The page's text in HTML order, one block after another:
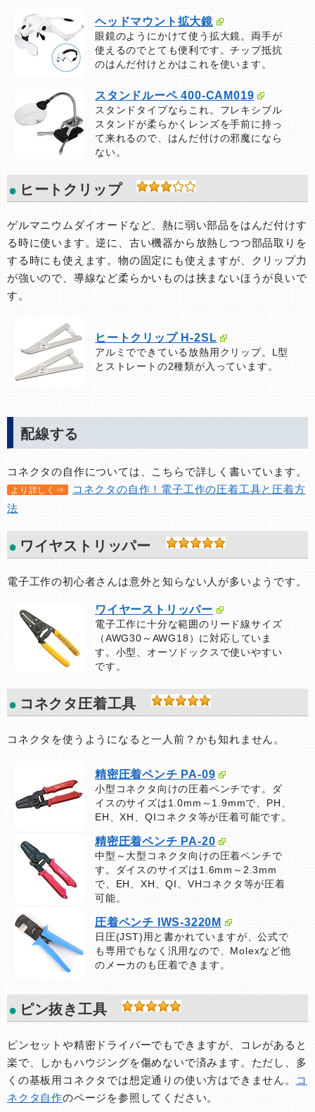
ヘッドマウント拡大鏡
眼鏡のようにかけて使う拡大鏡。両手が
使えるのでとても便利です。チップ抵抗
のはんだ付けとかはこれを使います。
スタンドルーペ 400-CAM019
スタンドタイプならこれ。フレキシブル
スタンドが柔らかくレンズを手前に持っ
て来れるので、はんだ付けの邪魔になら
ない。
ヒートクリップ
ゲルマニウムダイオードなど、熱に弱い部品をはんだ付けす
る時に使います。逆に、古い機器から放熱しつつ部品取りを
する時にも使えます。物の固定にも使えますが、クリップ力
が強いので、導線など柔らかいものは挟まないほうが良いで
す。
ヒートクリップ H-2SL
アルミでできている放熱用クリップ。L型
とストレートの2種類が入っています。
配線する
コネクタの自作については、こちらで詳しく書いています。
より詳しく⇒
コネクタの自作！電子工作の圧着工具と圧着方
法
ワイヤストリッパー
電子工作の初心者さんは意外と知らない人が多いようです。
ワイヤーストリッパー
電子工作に十分な範囲のリード線サイズ
（AWG30～AWG18）に対応していま
す。小型、オーソドックスで使いやすい
です。
コネクタ圧着工具
コネクタを使うようになると一人前？かも知れません。
精密圧着ペンチ PA-09
小型コネクタ向けの圧着ペンチです。ダ
イスのサイズは1.0mm～1.9mmで、PH、
EH、XH、QIコネクタ等が圧着可能です。
精密圧着ペンチ PA-20
中型～大型コネクタ向けの圧着ペンチで
す。ダイスのサイズは1.6mm～2.3mm
で、EH、XH、QI、VHコネクタ等が圧着
可能。
圧着ペンチ IWS-3220M
日圧(JST)用と書かれていますが、公式で
も専用でもなく汎用なので、Molexなど他
のメーカのも圧着できます。
ピン抜き工具
ピンセットや精密ドライバーでもできますが、コレがあると
楽で、しかもハウジングを傷めないで済みます。ただし、多
くの基板用コネクタでは想定通りの使い方はできません。
コ
ネクタ自作のページを参照してください。